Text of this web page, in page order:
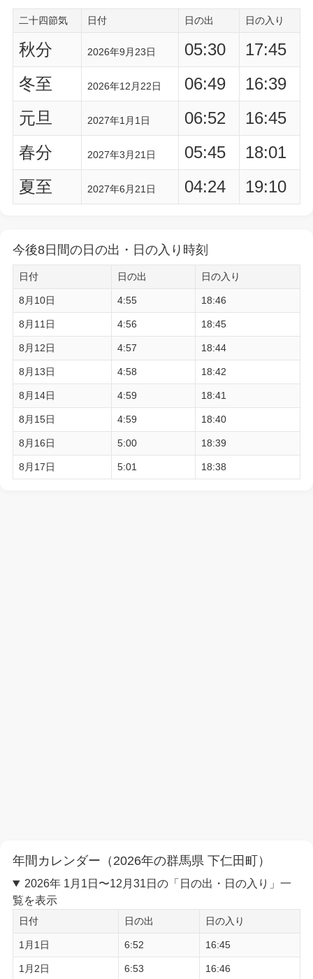
二十四節気 日付 日の出 日の入り
秋分 2026年9月23日 05:30
17:45
冬至
2026年12月22日 06:49
16:39
元旦
2027年1月1日 06:52
16:45
春分
2027年3月21日 05:45
18:01
夏至
2027年6月21日 04:24 19:10
今後8日間の日の出・日の入り時刻
日付 日の出 日の入り
8月10日 4:55 18:46
8月11日 4:56 18:45
8月12日 4:57 18:44
8月13日 4:58 18:42
8月14日 4:59 18:41
8月15日 4:59 18:40
8月16日 5:00 18:39
8月17日 5:01 18:38
年間カレンダー（2026年の群馬県 下仁田町）
2026年 1月1日〜12月31日の「日の出・日の入り」一
覧を表示
日付 日の出 日の入り
1月1日 6:52 16:45
1月2日 6:53 16:46